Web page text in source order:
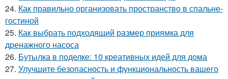
24. Как правильно организовать пространство в спальне-
гостиной
25. Как выбрать подходящий размер приямка для
дренажного насоса
26. Бутылка в поделке: 10 креативных идей для дома
27. Улучшите безопасность и функциональность вашего